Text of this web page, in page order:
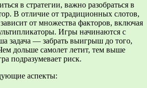
в стратегии, важно разобраться в
В отличие от традиционных слотов,
зависит от множества факторов, включая
Игры начинаются с
задача — забрать выигрыш до того,
дольше самолет летит, тем выше
подразумевает риск.
аспекты: